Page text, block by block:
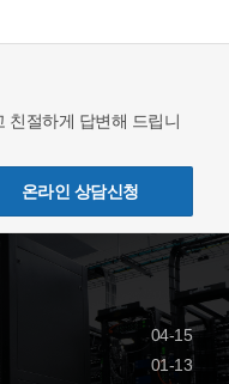
친절하게 답변해 드립니
온라인 상담신청
04-15
01-13